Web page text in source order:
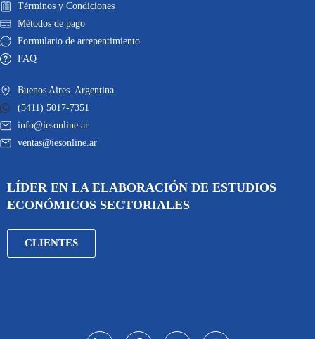
Términos y Condiciones
Métodos de pago
Formulario de arrepentimiento
FAQ
Buenos Aires. Argentina
(5411) 5017-7351
info@iesonline.ar
ventas@iesonline.ar
LÍDER EN LA ELABORACIÓN DE ESTUDIOS
ECONÓMICOS SECTORIALES
CLIENTES